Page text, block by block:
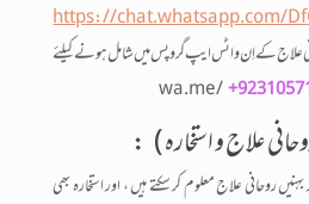
https://chat.whatsapp.com/
علاج کے اِن واٹس ایپ گروپس میں شامل ہونے کیلئے
روحانی علاج معلوم کر سکتے ہیں ، اور استخارہ بھی